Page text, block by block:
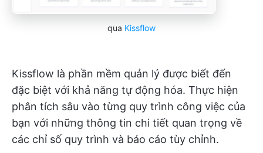
qua Kissflow
Kissflow là phần mềm quản lý được biết đến
đặc biệt với khả năng tự động hóa. Thực hiện
phân tích sâu vào từng quy trình công việc của
bạn với những thông tin chi tiết quan trọng về
các chỉ số quy trình và báo cáo tùy chỉnh.